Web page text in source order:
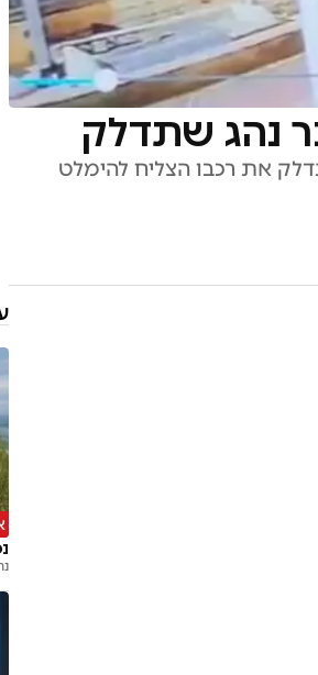
נהג שתדלק
את רכבו הצליח להימלט